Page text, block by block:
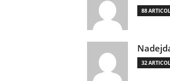
88
32